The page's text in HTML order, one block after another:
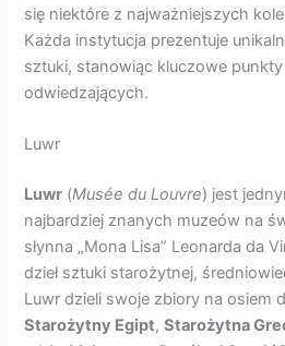
się niektóre z najważniejszych
Każda instytucja prezentuje
sztuki, stanowiąc kluczowe
odwiedzających.
Luwr
Luwr (Musée du Louvre) jest
najbardziej znanych muzeów na
słynna „Mona Lisa” Leonarda da
dzieł sztuki starożytnej,
Luwr dzieli swoje zbiory na osiem
Starożytny Egipt,Starożytna